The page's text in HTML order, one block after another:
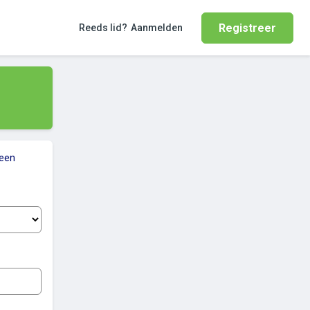
Reeds lid? Aanmelden Registreer